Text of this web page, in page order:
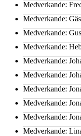
Medverkande:
Medverkande:
Medverkande:
Medverkande:
Medverkande:
Medverkande:
Medverkande:
Medverkande:
Medverkande:
Medverkande: